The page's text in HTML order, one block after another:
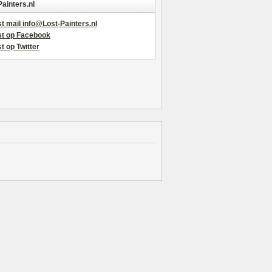
mail info@Lost-Painters.nl
op Facebook
op Twitter